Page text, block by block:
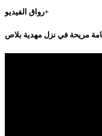
رواق الفيديو+
مريحة في نزل مهدية بلاص